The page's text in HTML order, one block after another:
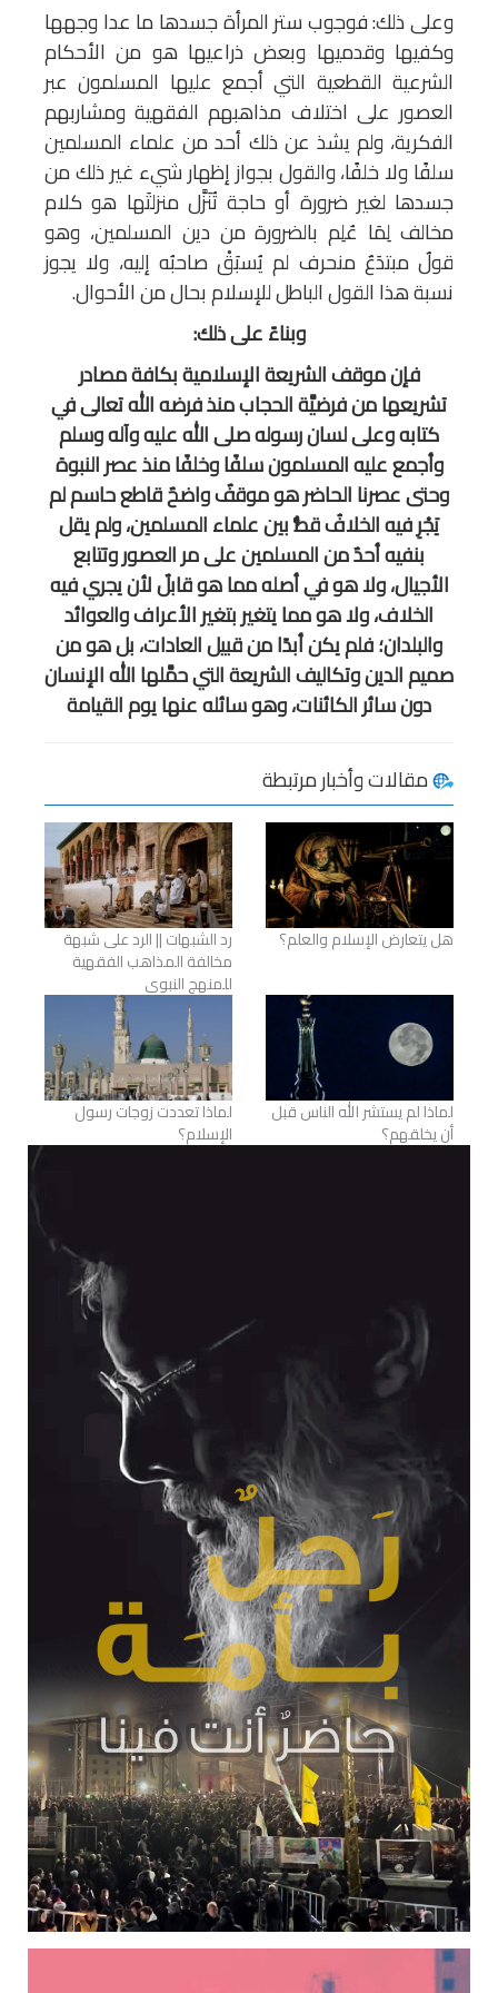
وعلى ذلك: فوجوب ستر المرأة جسدها ما عدا وجهها
وكفيها وقدميها وبعض ذراعيها هو من الأحكام
الشرعية القطعية التي أجمع عليها المسلمون عبر
العصور على اختلاف مذاهبهم الفقهية ومشاربهم
الفكرية، ولم يشذ عن ذلك أحد من علماء المسلمين
سلفًا ولا خلفًا، والقول بجواز إظهار شيء غير ذلك من
جسدها لغير ضرورة أو حاجة تُنَزَّل منزلتَها هو كلام
مخالف لِمَا عُلِم بالضرورة من دين المسلمين، وهو
قولٌ مبتدَعٌ منحرف لم يُسبَقْ صاحبُه إليه، ولا يجوز
نسبة هذا القول الباطل للإسلام بحال من الأحوال.
وبناءً على ذلك:
فإن موقف الشريعة الإسلامية بكافة مصادر
تشريعها من فرضيَّة الحجاب منذ فرضه الله تعالى في
كتابه وعلى لسان رسوله صلى الله عليه وآله وسلم
وأجمع عليه المسلمون سلفًا وخلفًا منذ عصر النبوة
وحتى عصرنا الحاضر هو موقفٌ واضحٌ قاطع حاسم لم
يَجْرِ فيه الخلافُ قطُّ بين علماء المسلمين، ولم يقل
بنفيه أحدٌ من المسلمين على مر العصور وتتابع
الأجيال، ولا هو في أصله مما هو قابلٌ لأن يجري فيه
الخلاف، ولا هو مما يتغير بتغير الأعراف والعوائد
والبلدان؛ فلم يكن أبدًا من قبيل العادات، بل هو من
صميم الدين وتكاليف الشريعة التي حمَّلها الله الإنسان
دون سائر الكائنات، وهو سائله عنها يوم القيامة
مقالات وأخبار مرتبطة
هل يتعارض الإسلام والعلم؟ رد الشبهات || الرد على شبهة
مخالفة المذاهب الفقهية
للمنهج النبوي
لماذا لم يستشر الله الناس قبل
أن يخلقهم؟
لماذا تعددت زوجات رسول
الإسلام؟